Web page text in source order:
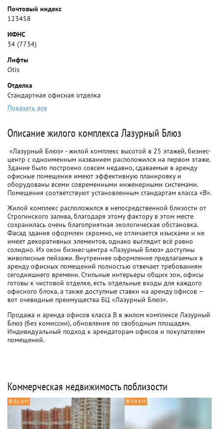
Почтовый индекс
123458
ИФНС
34 (7734)
Лифты
Otis
Отделка
Стандартная офисная отделка
Показать все
Описание жилого комплекса Лазурный Блюз
«Лазурный Блюз» - жилой комплекс высотой в 25 этажей, бизнес-
центр с одноименным названием расположился на первом этаже.
Здание было построено совсем недавно, сдаваемые в аренду
офисные помещения имеют эффективную планировку и
оборудованы всеми современными инженерными системами.
Помещения соответствуют установленным стандартам класса «B».
Жилой комплекс расположился в непосредственной близости от
Строгинского залива, благодаря этому фактору в этом месте
сохранилась очень благоприятная экологическая обстановка.
Фасад здания оформлен скромно, не отличается изысками и не
имеет декоративных элементов, однако выглядит всё равно
солидно. Из окон бизнес-центра «Лазурный Блюз» доступны
живописные пейзажи. Внутреннее оформление предлагаемых в
аренду офисных помещений полностью отвечает требованиям
сегодняшнего времени. Стильные интерьеры общих зон, офисы
готовы к чистовой отделке, есть отдельные входы для каждого
офисного блока, а также доступные ставки на аренду офисов —
вот очевидные преимущества БЦ «Лазурный Блюз».
Продажа и аренда офисов класса B в жилом комплексе Лазурный
Блюз (без комиссии), обновления по свободным площадям.
Индивидуальный подход к арендаторам офисов и покупателям
помещений.
Коммерческая недвижимость поблизости
0.1 КМ 0.4 КМ